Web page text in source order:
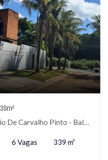
- Balneário Cidade Atlântica, Guarujá-SP
6 Vagas 339 m²